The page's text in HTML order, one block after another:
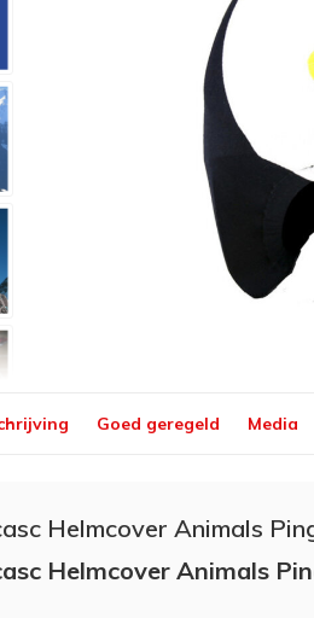
Goed geregeld Media
Helmcover Animals
Helmcover Animals